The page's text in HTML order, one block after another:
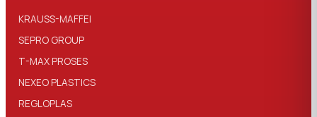
KRAUSS-MAFFEI
SEPRO GROUP
T-MAX PROSES
NEXEO PLASTICS
REGLOPLAS